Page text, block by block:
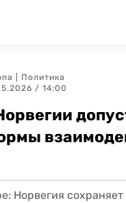
Политика
/ 14:00
Норвегия